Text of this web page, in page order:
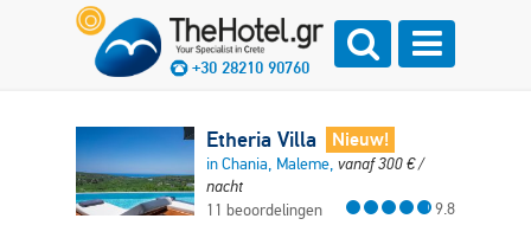
+30 28210 90760
Etheria Villa Nieuw!
in Chania, Maleme, vanaf300€/
nacht
11 beoordelingen
9.8